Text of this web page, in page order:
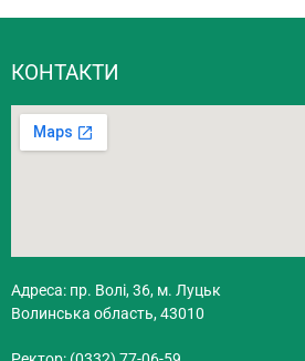
КОНТАКТИ
Адреса: пр. Волі, 36, м. Луцьк
Волинська область, 43010